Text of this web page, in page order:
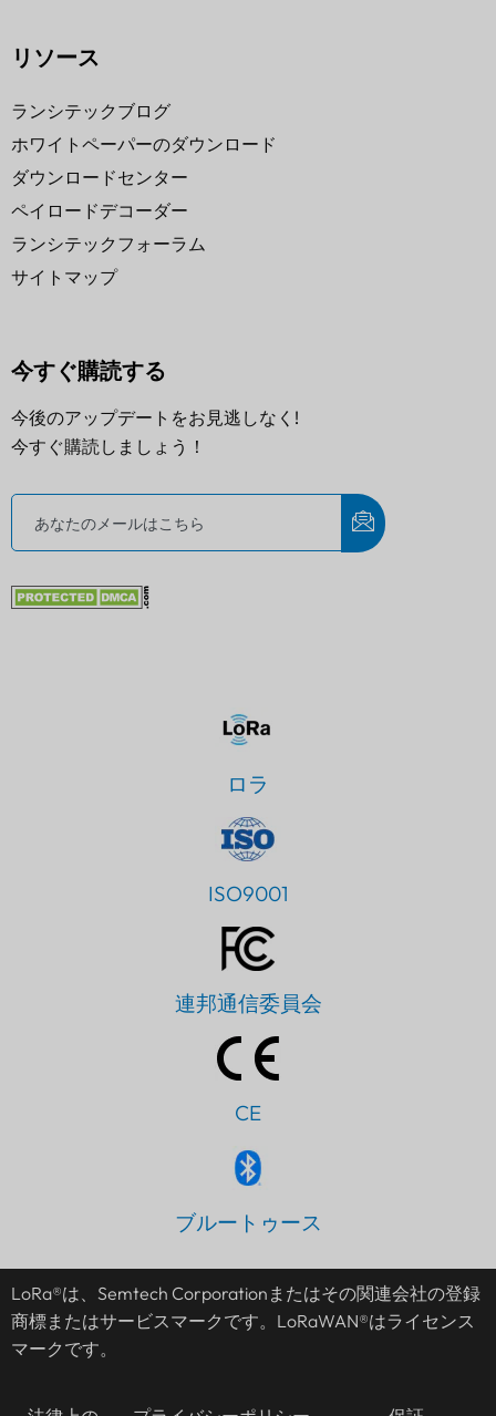
リソース
ランシテックブログ
ホワイトペーパーのダウンロード
ダウンロードセンター
ペイロードデコーダー
ランシテックフォーラム
サイトマップ
今すぐ購読する
今後のアップデートをお見逃しなく!
今すぐ購読しましょう！
ロラ
ISO9001
連邦通信委員会
CE
ブルートゥース
LoRa®は、Semtech Corporationまたはその関連会社の登録
商標またはサービスマークです。LoRaWAN®はライセンス
マークです。
AR